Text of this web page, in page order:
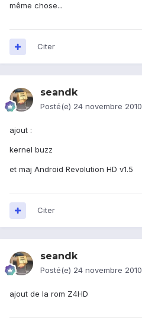
même chose...
Citer
seandk
Posté(e) 24 novembre 2010
ajout :
kernel buzz
et maj Android Revolution HD v1.5
Citer
seandk
Posté(e) 24 novembre 2010
ajout de la rom Z4HD